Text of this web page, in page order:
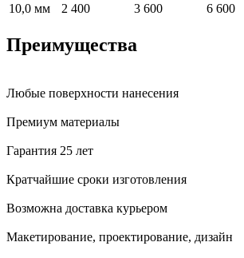
10,0 мм
2 400 3 600 6 600
Преимущества
Любые поверхности нанесения
Премиум материалы
Гарантия 25 лет
Кратчайшие сроки изготовления
Возможна доставка курьером
Макетирование, проектирование, дизайн